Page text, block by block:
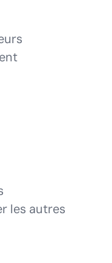
les autres